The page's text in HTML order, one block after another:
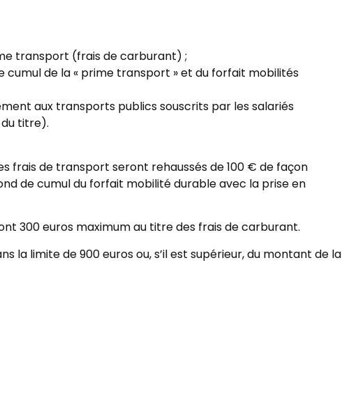
transport (frais de carburant) ;
de la « prime transport » et du forfait mobilités
aux transports publics souscrits par les salariés
titre).
frais de transport seront rehaussés de 100 € de façon
de cumul du forfait mobilité durable avec la prise en
300 euros maximum au titre des frais de carburant.
limite de 900 euros ou, s’il est supérieur, du montant de la